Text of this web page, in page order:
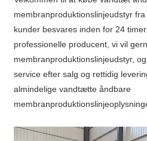
membranproduktionslinjeudstyr
kunder besvares inden for 24
professionelle producent, vi vil
membranproduktionslinjeudstyr,
service efter salg og rettidig
almindelige vandtætte åndbare